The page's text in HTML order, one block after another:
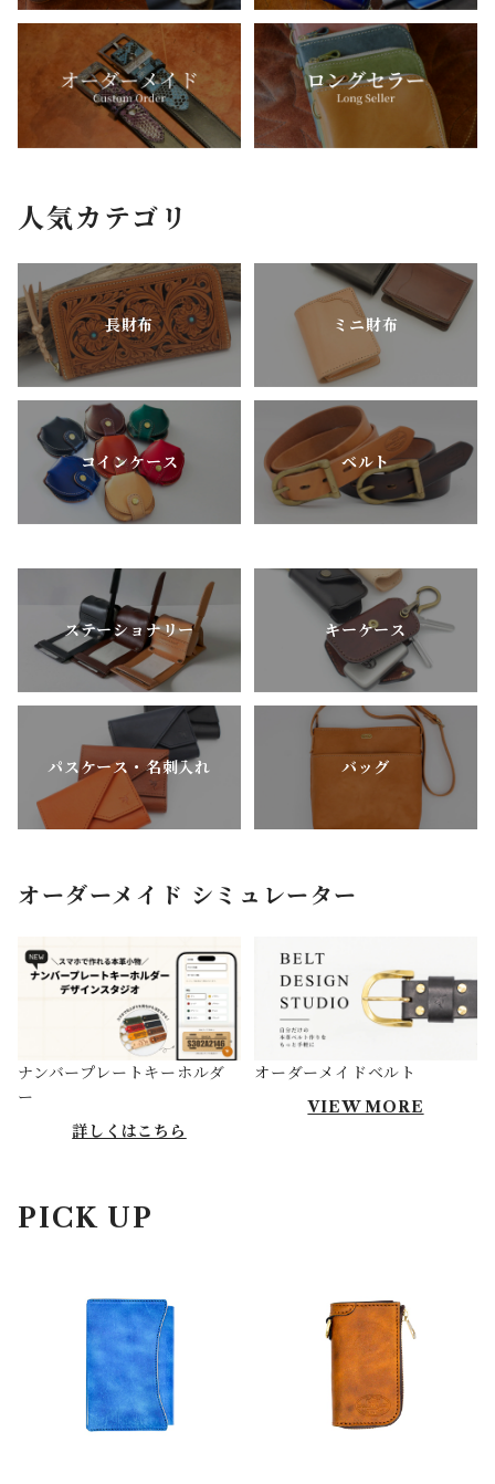
人気カテゴリ
長財布 ミニ財布
コインケース ベルト
ステーショナリー キーケース
パスケース・名刺入れ バッグ
オーダーメイド シミュレーター
ナンバープレートキーホルダ
ー
詳しくはこちら
オーダーメイドベルト
VIEW MORE
PICK UP